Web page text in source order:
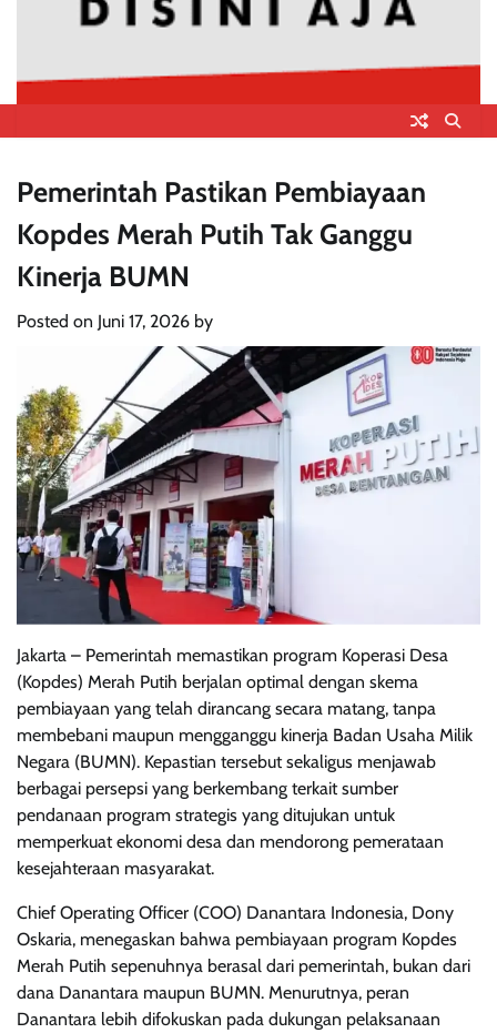
Pemerintah Pastikan Pembiayaan
Kopdes Merah Putih Tak Ganggu
Kinerja BUMN
Posted on Juni 17, 2026 by
Jakarta – Pemerintah memastikan program Koperasi Desa
(Kopdes) Merah Putih berjalan optimal dengan skema
pembiayaan yang telah dirancang secara matang, tanpa
membebani maupun mengganggu kinerja Badan Usaha Milik
Negara (BUMN). Kepastian tersebut sekaligus menjawab
berbagai persepsi yang berkembang terkait sumber
pendanaan program strategis yang ditujukan untuk
memperkuat ekonomi desa dan mendorong pemerataan
kesejahteraan masyarakat.
Chief Operating Officer (COO) Danantara Indonesia, Dony
Oskaria, menegaskan bahwa pembiayaan program Kopdes
Merah Putih sepenuhnya berasal dari pemerintah, bukan dari
dana Danantara maupun BUMN. Menurutnya, peran
Danantara lebih difokuskan pada dukungan pelaksanaan